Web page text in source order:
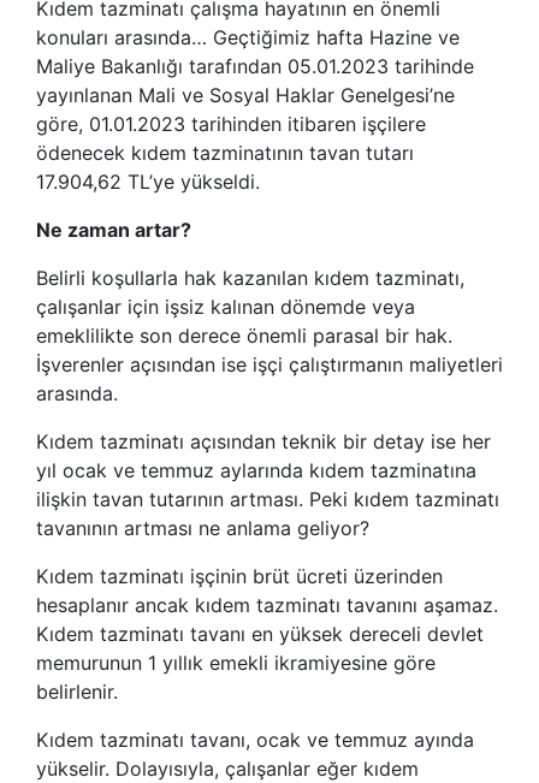
Kıdem tazminatı çalışma hayatının en önemli
konuları arasında… Geçtiğimiz hafta Hazine ve
Maliye Bakanlığı tarafından 05.01.2023 tarihinde
yayınlanan Mali ve Sosyal Haklar Genelgesi’ne
göre, 01.01.2023 tarihinden itibaren işçilere
ödenecek kıdem tazminatının tavan tutarı
17.904,62 TL’ye yükseldi.
Ne zaman artar?
Belirli koşullarla hak kazanılan kıdem tazminatı,
çalışanlar için işsiz kalınan dönemde veya
emeklilikte son derece önemli parasal bir hak.
İşverenler açısından ise işçi çalıştırmanın maliyetleri
arasında.
Kıdem tazminatı açısından teknik bir detay ise her
yıl ocak ve temmuz aylarında kıdem tazminatına
ilişkin tavan tutarının artması. Peki kıdem tazminatı
tavanının artması ne anlama geliyor?
Kıdem tazminatı işçinin brüt ücreti üzerinden
hesaplanır ancak kıdem tazminatı tavanını aşamaz.
Kıdem tazminatı tavanı en yüksek dereceli devlet
memurunun 1 yıllık emekli ikramiyesine göre
belirlenir.
Kıdem tazminatı tavanı, ocak ve temmuz ayında
yükselir. Dolayısıyla, çalışanlar eğer kıdem